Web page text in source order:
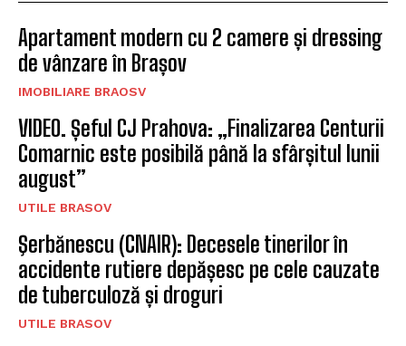
Apartament modern cu 2 camere și dressing
de vânzare în Brașov
IMOBILIARE BRAOSV
VIDEO. Șeful CJ Prahova: „Finalizarea Centurii
Comarnic este posibilă până la sfârșitul lunii
august”
UTILE BRASOV
Şerbănescu (CNAIR): Decesele tinerilor în
accidente rutiere depășesc pe cele cauzate
de tuberculoză și droguri
UTILE BRASOV